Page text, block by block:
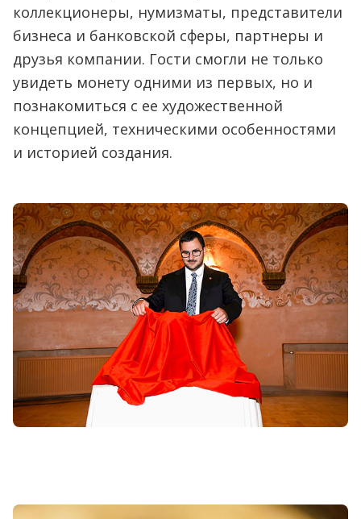
коллекционеры, нумизматы, представители
бизнеса и банковской сферы, партнеры и
друзья компании. Гости смогли не только
увидеть монету одними из первых, но и
познакомиться с ее художественной
концепцией, техническими особенностями
и историей создания.